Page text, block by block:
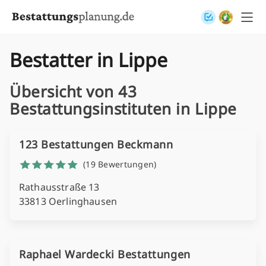
Bestatter in Lippe
Übersicht von 43
Bestattungsinstituten in Lippe
123 Bestattungen Beckmann
(19 Bewertungen)
Rathausstraße 13
33813 Oerlinghausen
Raphael Wardecki Bestattungen